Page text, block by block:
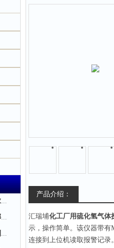
四合一气体检测仪的操作要求有哪些？
四合一气体检测仪可以用于哪些场所?
怎样正确使用四合一气体检测仪？
产品介绍：
汇瑞埔化工厂用硫化氢气体
示，操作简单。该仪器带有
连接到上位机读取报警记